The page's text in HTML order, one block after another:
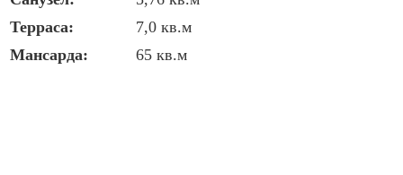
Терраса:
7,0 кв.м
Мансарда:
65 кв.м